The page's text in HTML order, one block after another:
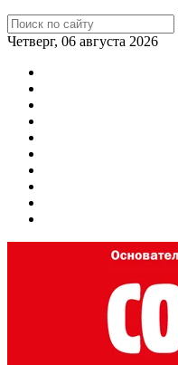
Четверг, 06 августа 2026